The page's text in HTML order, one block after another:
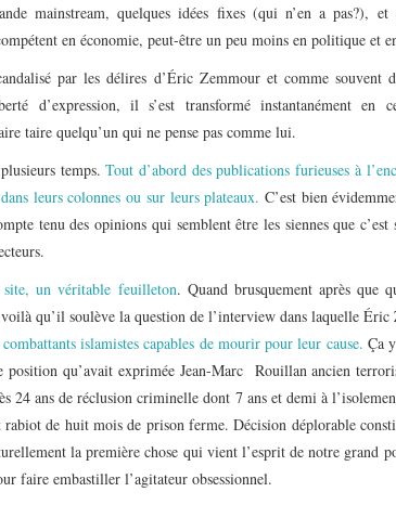
mainstream, quelques idées fixes (qui n’en a pas?), et
en économie, peut-être un peu moins en politique et
par les délires d’Éric Zemmour et comme souvent
d’expression, il s’est transformé instantanément en
taire quelqu’un qui ne pense pas comme lui.
plusieurs temps.Tout d’abord des publications furieuses à
leurs colonnes ou sur leurs plateaux. C’est bien
tenu des opinions qui semblent être les siennes que
site, un véritable feuilleton. Quand brusquement après que
qu’il soulève la question de l’interview dans laquelle
islamistes capables de mourir pour leur cause. Ça
position qu’avait exprimée Jean-Marc Rouillan ancien
24 ans de réclusion criminelle dont 7 ans et demi à
de huit mois de prison ferme. Décision déplorable
la première chose qui vient l’esprit de notre grand
faire embastiller l’agitateur obsessionnel.